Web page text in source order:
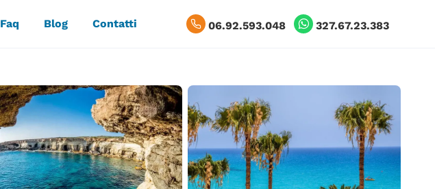
Faq Blog Contatti 06.92.593.048 327.67.23.383